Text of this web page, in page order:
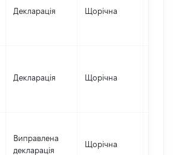
Декларація Щорічна
Декларація Щорічна
Виправлена
декларація
Щорічна